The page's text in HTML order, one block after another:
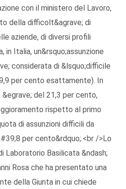
con il ministero del Lavoro,
della difficolt&agrave; di
aziende, di diversi profili
in Italia, un&rsquo;assunzione
considerata di &lsquo;difficile
per cento esattamente). In
del 21,3 per cento,
rispetto al primo
di assunzioni difficili da
per cento&rdquo;.<br />Lo
Laboratorio Basilicata &ndash;
Rosa che ha presentato una
della Giunta in cui chiede